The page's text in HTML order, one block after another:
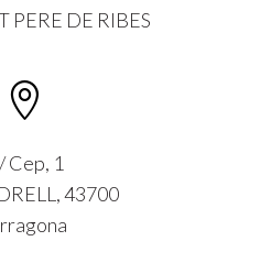
PERE DE RIBES

Cep, 1
43700